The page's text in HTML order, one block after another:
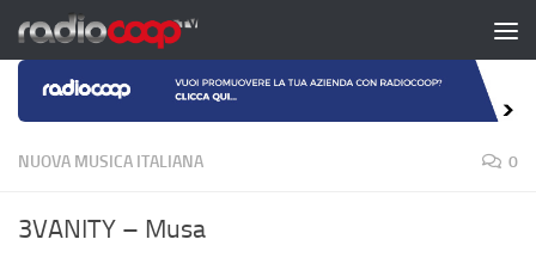
Salta al contenuto
NUOVA MUSICA ITALIANA 0
3VANITY – Musa